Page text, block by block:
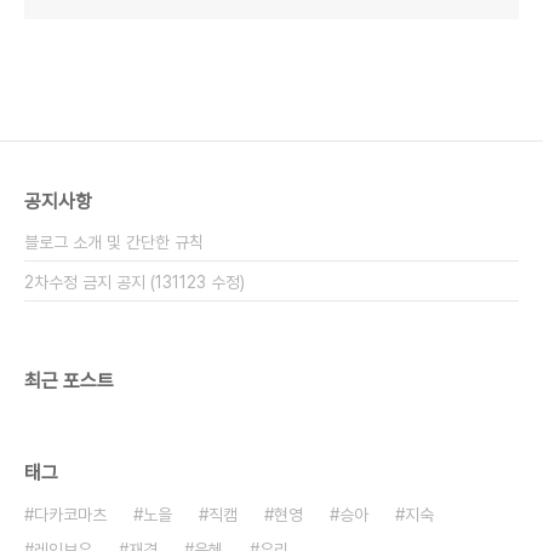
공지사항
블로그 소개 및 간단한 규칙
2차수정 금지 공지 (131123 수정)
최근 포스트
태그
다카코마츠 노을 직캠 현영 승아
지숙